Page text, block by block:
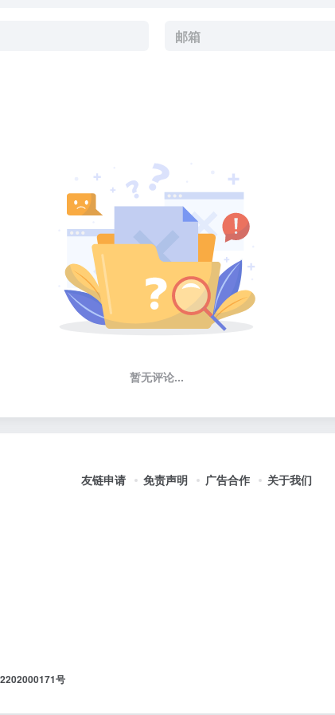
暂无评论...
友链申请 免责声明 广告合作 关于我们
号